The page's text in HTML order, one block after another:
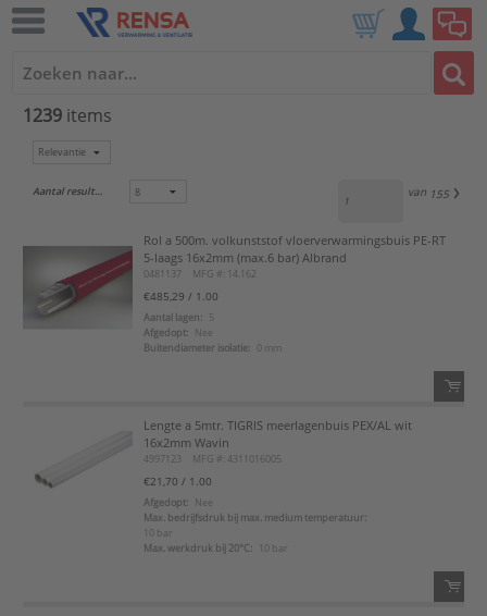
1239 items
Aantal resultaten: van 155
Rol a 500m. volkunststof vloerverwarmingsbuis PE-RT
5-laags 16x2mm (max.6 bar) Albrand
0481137 MFG #: 14.162
€485,29 / 1.00
Aantal lagen:
5
Afgedopt:
Nee
Buitendiameter isolatie:
0 mm
Voeg toe aan favorietenlijst
Lengte a 5mtr. TIGRIS meerlagenbuis PEX/AL wit
16x2mm Wavin
4997123 MFG #: 4311016005
€21,70 / 1.00
Afgedopt:
Nee
Max. bedrijfsdruk bij max. medium temperatuur:
10 bar
Max. werkdruk bij 20°C:
10 bar